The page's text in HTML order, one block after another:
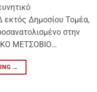
εκτός Δημοσίου Τομέα,
στην
ΜΕΤΣΟΒΙΟ…
→